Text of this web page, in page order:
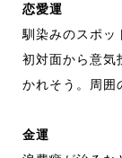
恋愛運
馴染みのスポッ
初対面から意気
かれそう。周囲
金運